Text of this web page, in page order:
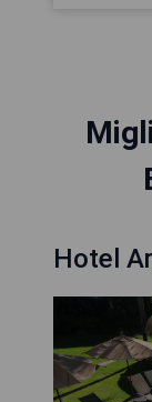
Hotel